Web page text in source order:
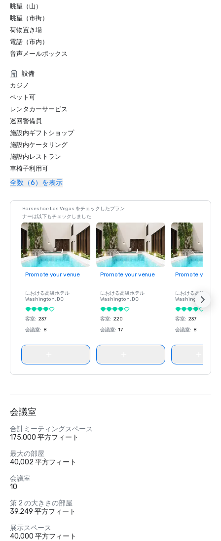
眺望（山）
眺望（市街）
荷物置き場
電話（市内）
音声メールボックス
設備
カジノ
ペット可
レンタカーサービス
巡回警備員
施設内ギフトショップ
施設内ケータリング
施設内レストラン
車椅子利用可
全数（6）を表示
Horseshoe Las Vegas をチェックしたプラン
ナーは以下もチェックしました
Promote your venue
における高級ホテル
Washington, DC
客室: 237
会議室: 8
Promote your venue
における高級ホテル
Washington, DC
客室: 220
会議室: 17
Promote your
における高級ホテル
Washington
客室: 237
会議室: 8
会議室
合計ミーティングスペース
175,000 平方フィート
最大の部屋
40,002 平方フィート
会議室
10
第 2 の大きさの部屋
39,249 平方フィート
展示スペース
40,000 平方フィート